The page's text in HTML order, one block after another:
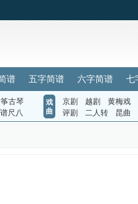
谱 五字简谱 六字简谱 七
古琴
谱尺八
戏
曲
京剧 越剧 黄梅戏
评剧
二人转 昆曲